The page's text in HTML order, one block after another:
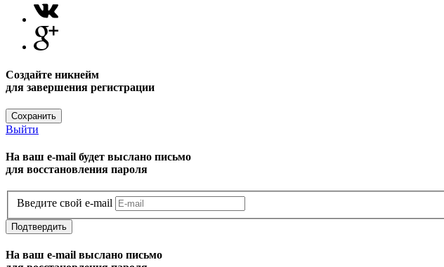
Создайте никнейм
для завершения регистрации
Сохранить
Выйти
На ваш e-mail будет выслано письмо
для восстановления пароля
Введите свой e-mail
Подтвердить
На ваш e-mail выслано письмо